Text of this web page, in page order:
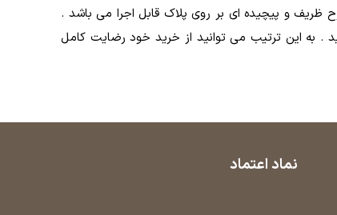
ظریف و پیچیده ای بر روی پلاک قابل اجرا می باشد .
. به این ترتیب می توانید از خرید خود رضایت کامل
نماد اعتماد